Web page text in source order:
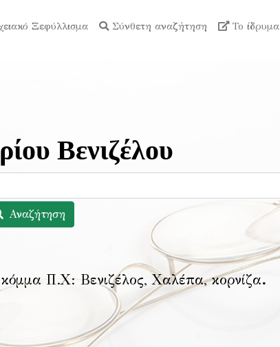
Ξεφύλλισμα Σύνθετη αναζήτηση Το ίδρυμα
Βενιζέλου
Αναζήτηση
κόμμα Π.Χ: Βενιζέλος, Χαλέπα, κορνίζα.